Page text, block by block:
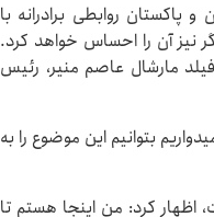
پاکستان روابطی برادرانه با
نیز آن را احساس خواهد کرد.
مارشال عاصم منیر، رئیس
بتوانیم این موضوع را به
اظهار کرد: من اینجا هستم تا